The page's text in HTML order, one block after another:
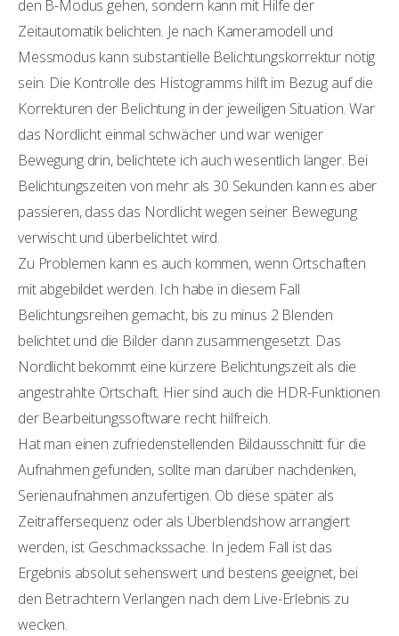
den B-Modus gehen, sondern kann mit Hilfe der
Zeitautomatik belichten. Je nach Kameramodell und
Messmodus kann substantielle Belichtungskorrektur nötig
sein. Die Kontrolle des Histogramms hilft im Bezug auf die
Korrekturen der Belichtung in der jeweiligen Situation. War
das Nordlicht einmal schwächer und war weniger
Bewegung drin, belichtete ich auch wesentlich länger. Bei
Belichtungszeiten von mehr als 30 Sekunden kann es aber
passieren, dass das Nordlicht wegen seiner Bewegung
verwischt und überbelichtet wird.
Zu Problemen kann es auch kommen, wenn Ortschaften
mit abgebildet werden. Ich habe in diesem Fall
Belichtungsreihen gemacht, bis zu minus 2 Blenden
belichtet und die Bilder dann zusammengesetzt. Das
Nordlicht bekommt eine kürzere Belichtungszeit als die
angestrahlte Ortschaft. Hier sind auch die HDR-Funktionen
der Bearbeitungssoftware recht hilfreich.
Hat man einen zufriedenstellenden Bildausschnitt für die
Aufnahmen gefunden, sollte man darüber nachdenken,
Serienaufnahmen anzufertigen. Ob diese später als
Zeitraffersequenz oder als Überblendshow arrangiert
werden, ist Geschmackssache. In jedem Fall ist das
Ergebnis absolut sehenswert und bestens geeignet, bei
den Betrachtern Verlangen nach dem Live-Erlebnis zu
wecken.